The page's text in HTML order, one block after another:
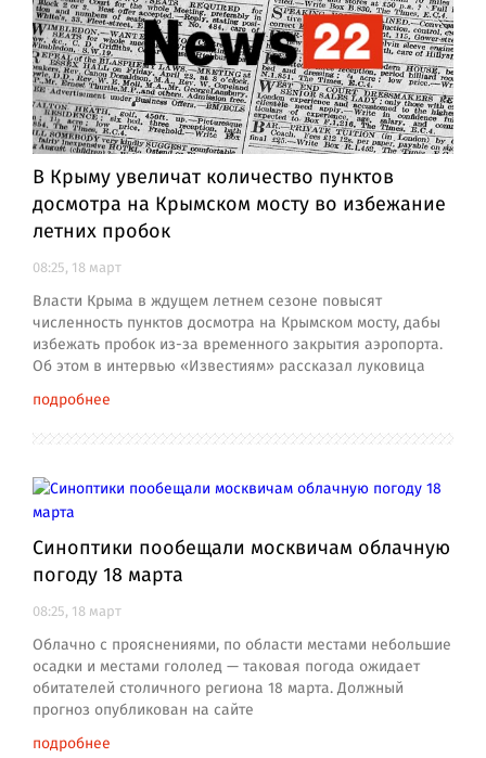
В Крыму увеличат количество пунктов
досмотра на Крымском мосту во избежание
летних пробок
08:25, 18 март
Власти Крыма в ждущем летнем сезоне повысят
численность пунктов досмотра на Крымском мосту, дабы
избежать пробок из-за временного закрытия аэропорта.
Об этом в интервью «Известиям» рассказал луковица
подробнее
Синоптики пообещали москвичам облачную
погоду 18 марта
08:25, 18 март
Облачно с прояснениями, по области местами небольшие
осадки и местами гололед — таковая погода ожидает
обитателей столичного региона 18 марта. Должный
прогноз опубликован на сайте
подробнее